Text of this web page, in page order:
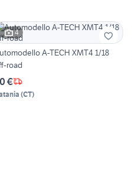
4
A-TECH XMT4 1/18
road
€
(CT)